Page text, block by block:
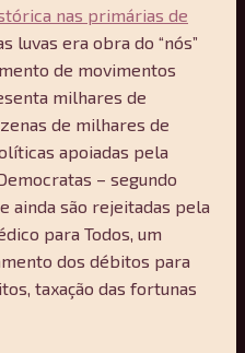
nas primárias de
luvas era obra do “nós”
de movimentos
milhares de
de milhares de
apoiadas pela
– segundo
ainda são rejeitadas pela
para Todos, um
dos débitos para
taxação das fortunas